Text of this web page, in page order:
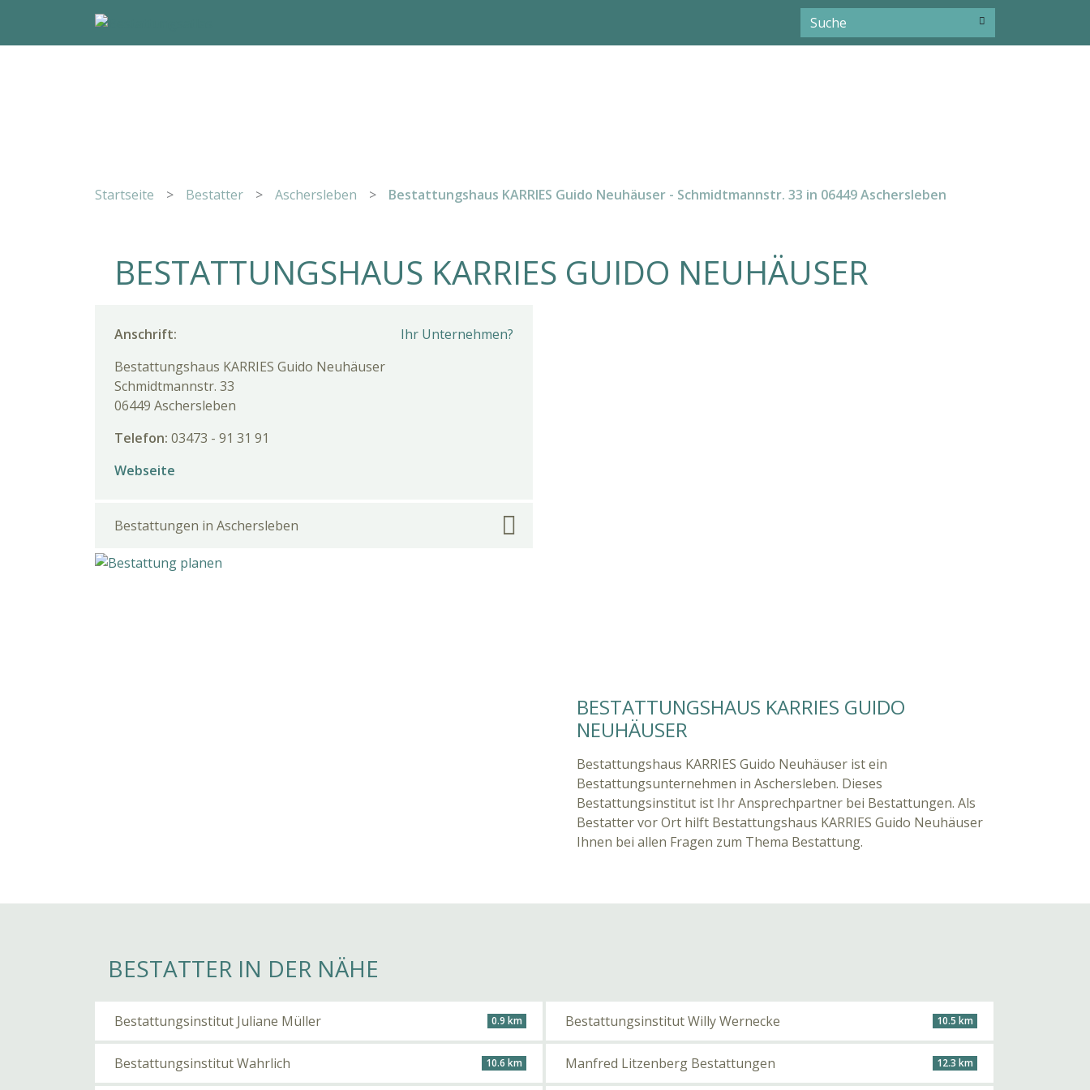
Startseite > Bestatter > Aschersleben > Bestattungshaus KARRIES Guido Neuhäuser - Schmidtmannstr. 33 in 06449 Aschersleben
BESTATTUNGSHAUS KARRIES GUIDO NEUHÄUSER
Ihr Unternehmen?
Anschrift:
Bestattungshaus KARRIES Guido Neuhäuser
Schmidtmannstr. 33
06449 Aschersleben
Telefon: 03473 - 91 31 91
Webseite
Bestattungen in Aschersleben
BESTATTUNGSHAUS KARRIES GUIDO
NEUHÄUSER
Bestattungshaus KARRIES Guido Neuhäuser ist ein
Bestattungsunternehmen in Aschersleben. Dieses
Bestattungsinstitut ist Ihr Ansprechpartner bei Bestattungen. Als
Bestatter vor Ort hilft Bestattungshaus KARRIES Guido Neuhäuser
Ihnen bei allen Fragen zum Thema Bestattung.
BESTATTER IN DER NÄHE
Bestattungsinstitut Juliane Müller 0.9 km Bestattungsinstitut Willy Wernecke 10.5 km
Bestattungsinstitut Wahrlich 10.6 km Manfred Litzenberg Bestattungen 12.3 km